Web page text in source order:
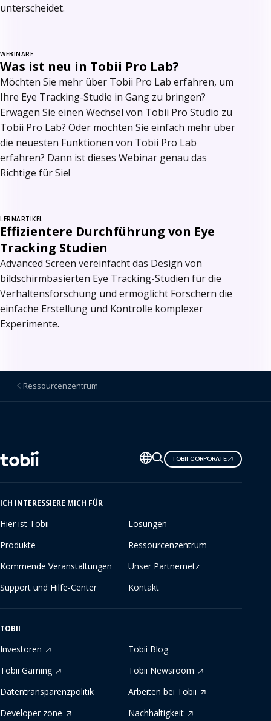
unterscheidet.
WEBINARE
Was ist neu in Tobii Pro Lab?
Möchten Sie mehr über Tobii Pro Lab erfahren, um
Ihre Eye Tracking-Studie in Gang zu bringen?
Erwägen Sie einen Wechsel von Tobii Pro Studio zu
Tobii Pro Lab? Oder möchten Sie einfach mehr über
die neuesten Funktionen von Tobii Pro Lab
erfahren? Dann ist dieses Webinar genau das
Richtige für Sie!
LERNARTIKEL
Effizientere Durchführung von Eye
Tracking Studien
Advanced Screen vereinfacht das Design von
bildschirmbasierten Eye Tracking-Studien für die
Verhaltensforschung und ermöglicht Forschern die
einfache Erstellung und Kontrolle komplexer
Experimente.
Ressourcenzentrum
Sprache
ändern
TOBII CORPORATE
ICH INTERESSIERE MICH FÜR
Hier ist Tobii
Lösungen
Produkte
Ressourcenzentrum
Kommende Veranstaltungen
Unser Partnernetz
Support und Hilfe-Center
Kontakt
TOBII
Investoren
Tobii Blog
Tobii Gaming
Tobii Newsroom
Datentransparenzpolitik
Arbeiten bei Tobii
Developer zone
Nachhaltigkeit